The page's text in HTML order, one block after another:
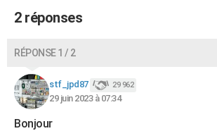
2 réponses
RÉPONSE 1 / 2
stf_jpd87 29 962
29 juin 2023 à 07:34
Bonjour